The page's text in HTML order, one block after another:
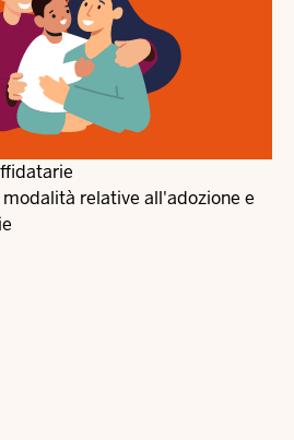
relative all'adozione e